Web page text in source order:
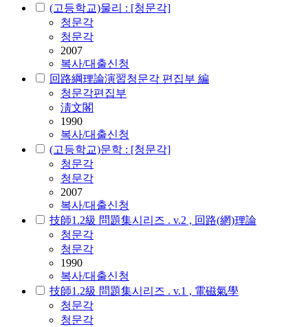
(고등학교)물리 : [청문각]
청문각
청문각
2007
복사/대출신청
回路綱理論演習청문각 편집부 編
청문각편집부
淸文閣
1990
복사/대출신청
(고등학교)문학 : [청문각]
청문각
청문각
2007
복사/대출신청
技師1.2級 問題集시리즈 . v.2 , 回路(網)理論
청문각
청문각
1990
복사/대출신청
技師1.2級 問題集시리즈 . v.1 , 電磁氣學
청문각
청문각